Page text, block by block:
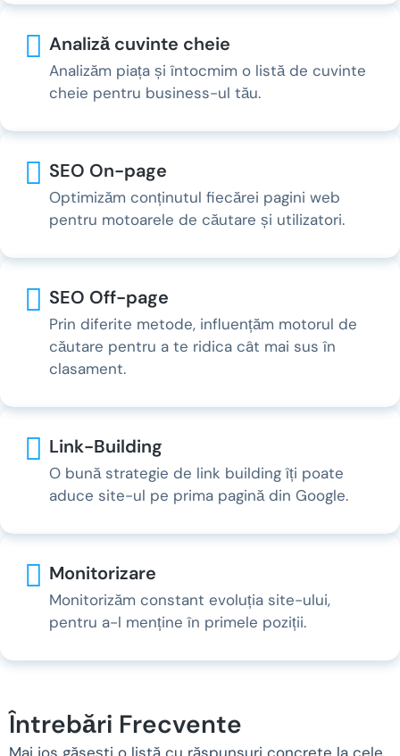
Analiză cuvinte cheie
Analizăm piața și întocmim o listă de cuvinte
cheie pentru business-ul tău.
SEO On-page
Optimizăm conținutul fiecărei pagini web
pentru motoarele de căutare și utilizatori.
SEO Off-page
Prin diferite metode, influențăm motorul de
căutare pentru a te ridica cât mai sus în
clasament.
Link-Building
O bună strategie de link building îți poate
aduce site-ul pe prima pagină din Google.
Monitorizare
Monitorizăm constant evoluția site-ului,
pentru a-l menține în primele poziții.
Întrebări Frecvente